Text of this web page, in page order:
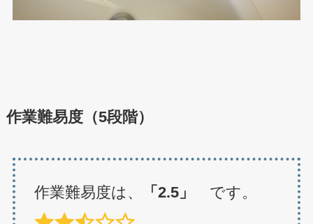
作業難易度（5段階）
作業難易度は、 「2.5」 です。